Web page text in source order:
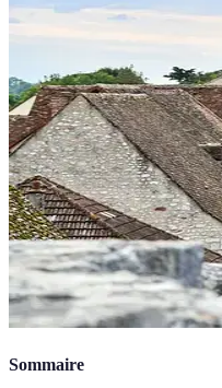
Sommaire